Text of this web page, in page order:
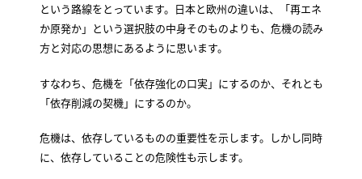
という路線をとっています。日本と欧州の違いは、「再エネ
か原発か」という選択肢の中身そのものよりも、危機の読み
方と対応の思想にあるように思います。
すなわち、危機を「依存強化の口実」にするのか、それとも
「依存削減の契機」にするのか。
危機は、依存しているものの重要性を示します。しかし同時
に、依存していることの危険性も示します。